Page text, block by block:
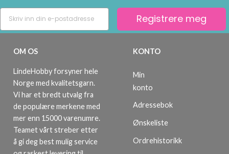
Registrere meg
OM OS
LindeHobby forsyner hele
Norge med kvalitetsgarn.
Vi har et bredt utvalg fra
de populære merkene med
mer enn 15000 varenumre.
Teamet vårt streber etter
å gi deg best mulig service
KONTO
Min
konto
Adressebok
Ønskeliste
Ordrehistorikk